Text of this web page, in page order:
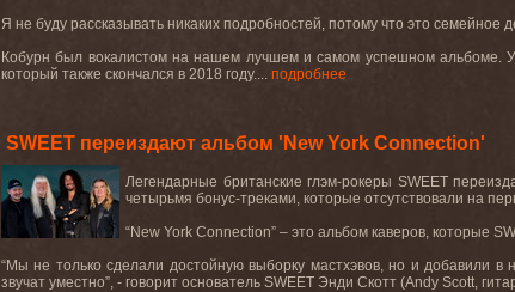
Я не буду рассказывать никаких подробностей, потому что это
Кобурн был вокалистом на нашем лучшем и самом успешном альбоме.
который также скончался в 2018 году.... подробнее
SWEET переиздают альбом 'New York Connection'
Легендарные британские глэм-рокеры SWEET
четырьмя бонус-треками, которые отсутствовали на
“New York Connection” – это альбом каверов, которые
“Мы не только сделали достойную выборку мастхэвов, но и добавили
звучат уместно”, - говорит основатель SWEET Энди Скотт (Andy Scott,